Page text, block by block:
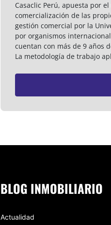
Casaclic Perú, apuesta por
comercialización de las
gestión comercial por la
por organismos
cuentan con más de 9 años
La metodología de trabajo
BLOG INMOBILIARIO
Actualidad